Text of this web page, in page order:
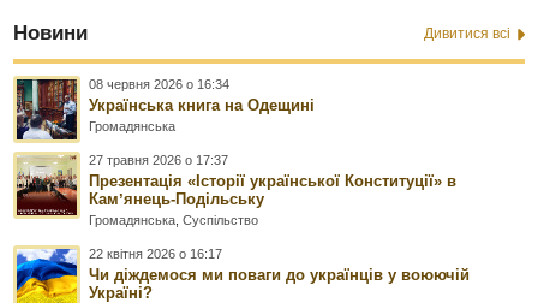
Новини Дивитися всі
08 червня 2026 о 16:34
Українська книга на Одещині
Громадянська
27 травня 2026 о 17:37
Презентація «Історії української Конституції» в
Камʼянець-Подільську
Громадянська ,Суспільство
22 квітня 2026 о 16:17
Чи діждемося ми поваги до українців у воюючій
Україні?